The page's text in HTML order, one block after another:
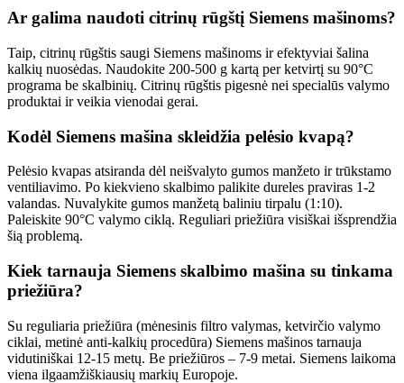
Ar galima naudoti citrinų rūgštį Siemens mašinoms?
Taip, citrinų rūgštis saugi Siemens mašinoms ir efektyviai šalina
kalkių nuosėdas. Naudokite 200-500 g kartą per ketvirtį su 90°C
programa be skalbinių. Citrinų rūgštis pigesnė nei specialūs valymo
produktai ir veikia vienodai gerai.
Kodėl Siemens mašina skleidžia pelėsio kvapą?
Pelėsio kvapas atsiranda dėl neišvalyto gumos manžeto ir trūkstamo
ventiliavimo. Po kiekvieno skalbimo palikite dureles praviras 1-2
valandas. Nuvalykite gumos manžetą baliniu tirpalu (1:10).
Paleiskite 90°C valymo ciklą. Reguliari priežiūra visiškai išsprendžia
šią problemą.
Kiek tarnauja Siemens skalbimo mašina su tinkama
priežiūra?
Su reguliaria priežiūra (mėnesinis filtro valymas, ketvirčio valymo
ciklai, metinė anti-kalkių procedūra) Siemens mašinos tarnauja
vidutiniškai 12-15 metų. Be priežiūros – 7-9 metai. Siemens laikoma
viena ilgaamžiškiausių markių Europoje.